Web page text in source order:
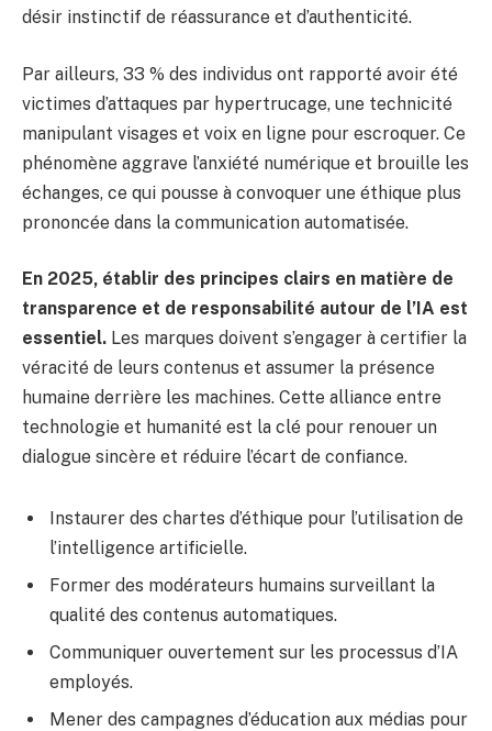
désir instinctif de réassurance et d’authenticité.
Par ailleurs, 33 % des individus ont rapporté avoir été
victimes d’attaques par hypertrucage, une technicité
manipulant visages et voix en ligne pour escroquer. Ce
phénomène aggrave l’anxiété numérique et brouille les
échanges, ce qui pousse à convoquer une éthique plus
prononcée dans la communication automatisée.
En 2025, établir des principes clairs en matière de
transparence et de responsabilité autour de l’IA est
essentiel. Les marques doivent s’engager à certifier la
véracité de leurs contenus et assumer la présence
humaine derrière les machines. Cette alliance entre
technologie et humanité est la clé pour renouer un
dialogue sincère et réduire l’écart de confiance.
Instaurer des chartes d’éthique pour l’utilisation de
l’intelligence artificielle.
Former des modérateurs humains surveillant la
qualité des contenus automatiques.
Communiquer ouvertement sur les processus d’IA
employés.
Mener des campagnes d’éducation aux médias pour